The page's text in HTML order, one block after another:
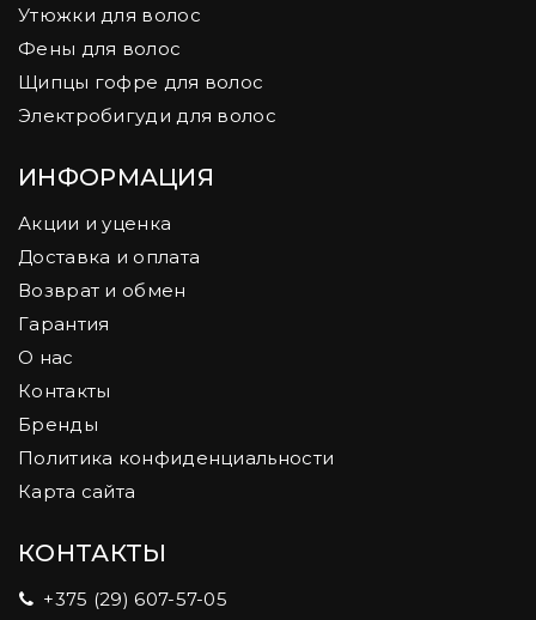
Утюжки для волос
Фены для волос
Щипцы гофре для волос
Электробигуди для волос
ИНФОРМАЦИЯ
Акции и уценка
Доставка и оплата
Возврат и обмен
Гарантия
О нас
Контакты
Бренды
Политика конфиденциальности
Карта сайта
КОНТАКТЫ
+375 (29) 607-57-05